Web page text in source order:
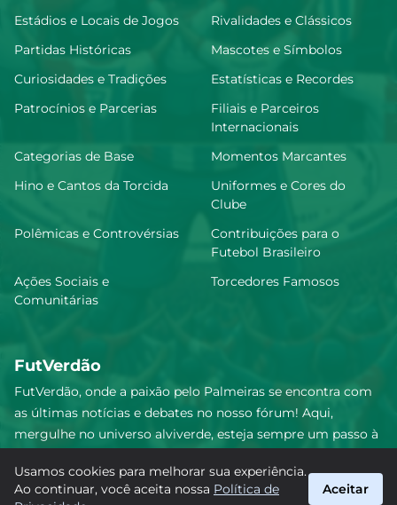
Estádios e Locais de Jogos
Rivalidades e Clássicos
Partidas Históricas
Mascotes e Símbolos
Curiosidades e Tradições
Estatísticas e Recordes
Patrocínios e Parcerias
Filiais e Parceiros
Internacionais
Categorias de Base
Momentos Marcantes
Hino e Cantos da Torcida
Uniformes e Cores do
Clube
Polêmicas e Controvérsias
Contribuições para o
Futebol Brasileiro
Ações Sociais e
Comunitárias
Torcedores Famosos
FutVerdão
FutVerdão, onde a paixão pelo Palmeiras se encontra com
as últimas notícias e debates no nosso fórum! Aqui,
mergulhe no universo alviverde, esteja sempre um passo à
comunidade. Junte-se a nós nesta jornada emocionante!
#Palmeiras #FutVerdão
Usamos cookies para melhorar sua experiência.
Ao continuar, você aceita nossa Política de
Aceitar